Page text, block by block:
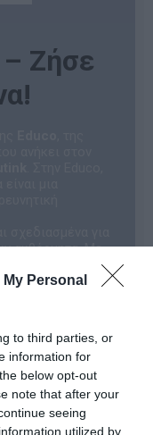
Personal
to third parties, or
information for
below opt-out
note that after your
seeing
utilized by
Ζήσε
αυθόρμητα. Με
θεμελιώδεις
μετατρέποντας
σαφείς
και τη
από τις